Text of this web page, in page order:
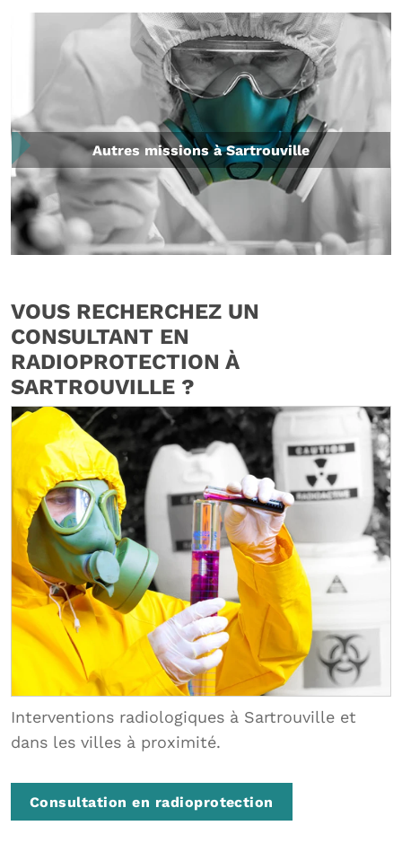
Autres missions à Sartrouville
VOUS RECHERCHEZ UN
CONSULTANT EN
RADIOPROTECTION À
SARTROUVILLE ?
Interventions radiologiques à Sartrouville et
dans les villes à proximité.
Consultation en radioprotection